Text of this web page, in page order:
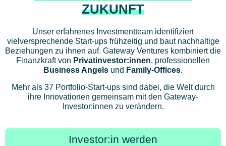
ZUKUNFT
Unser erfahrenes Investmentteam identifiziert
vielversprechende Start-ups frühzeitig und baut nachhaltige
Beziehungen zu ihnen auf. Gateway Ventures kombiniert die
Finanzkraft von Privatinvestor:innen, professionellen
Business Angels und Family-Offices.
Mehr als 37 Portfolio-Start-ups sind dabei, die Welt durch
ihre Innovationen gemeinsam mit den Gateway-
Investor:innen zu verändern.
Investor:in werden